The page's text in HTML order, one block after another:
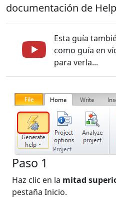
documentación de
Esta guía
como guía en
para verla...
Paso 1
Haz clic en la mitad
pestaña Inicio.